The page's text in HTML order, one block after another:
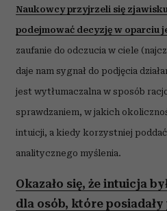
Naukowcy przyjrzeli się
podejmować decyzję w oparciu
zaufanie do odczucia w ciele
daje nam sygnał do podjęcia
jest wytłumaczalna w sposób
sprawdzaniem, w jakich
intuicji, a kiedy korzystniej
analitycznego myślenia.
Okazało się, że intuicja
dla osób, które